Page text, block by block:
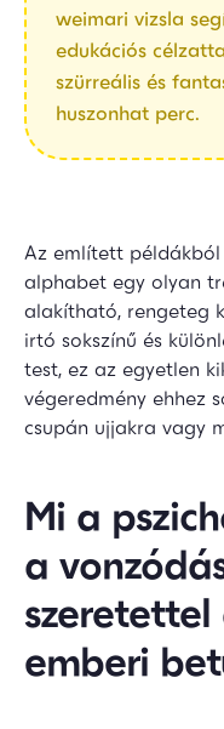
weimari vizsla
edukációs
szürreális és
huszonhat perc.
Az említett példákból
alphabet egy olyan
alakítható, rengeteg
irtó sokszínű és
test, ez az egyetlen
végeredmény ehhez
csupán ujjakra vagy
Mi a
a
emberi